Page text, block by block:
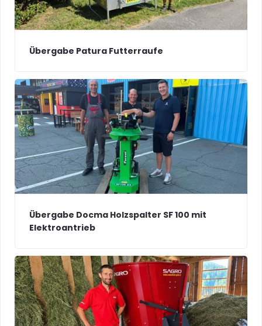
Übergabe Patura Futterraufe
Übergabe Docma Holzspalter SF 100 mit
Elektroantrieb